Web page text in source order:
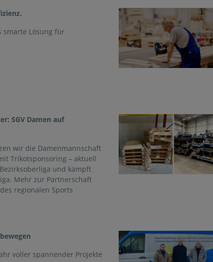
smarte Lösung für
SGV Damen auf
wir die Damenmannschaft
Trikotsponsoring – aktuell
und kämpft
Mehr zur Partnerschaft
regionalen Sports
voller spannender Projekte